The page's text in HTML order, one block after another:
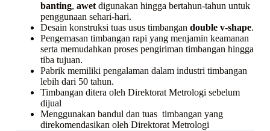
banting, awetdigunakan hingga bertahun-tahun untuk
penggunaan sehari-hari.
Desain konstruksi tuas usus timbangan double v-shape.
Pengemasan timbangan rapi yang menjamin keamanan
serta memudahkan proses pengiriman timbangan hingga
tiba tujuan.
Pabrik memiliki pengalaman dalam industri timbangan
lebih dari 50 tahun.
Timbangan ditera oleh Direktorat Metrologi sebelum
dijual
Menggunakan bandul dan tuas timbangan yang
direkomendasikan oleh Direktorat Metrologi